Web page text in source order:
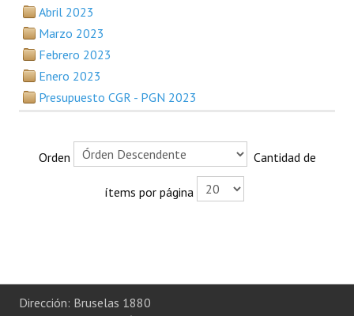
Sistema de Gestión de Calidad
Memorias
Convenios
Resoluciones de Carácter General
Reporte de Hechos Punibles
Abril 2023
Marzo 2023
Febrero 2023
Enero 2023
Presupuesto CGR - PGN 2023
Orden Cantidad de
ítems por página
Dirección: Bruselas 1880